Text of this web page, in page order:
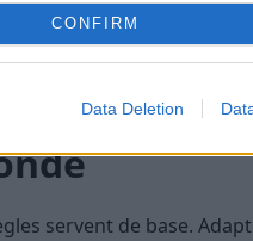
CONFIRM
Data Deletion
lesquelles vous
vos lignes gagnantes.
qui
servent de base.